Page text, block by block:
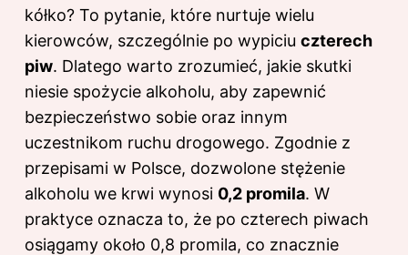
kółko? To pytanie, które nurtuje wielu
kierowców, szczególnie po wypiciu czterech
piw. Dlatego warto zrozumieć, jakie skutki
niesie spożycie alkoholu, aby zapewnić
bezpieczeństwo sobie oraz innym
uczestnikom ruchu drogowego. Zgodnie z
przepisami w Polsce, dozwolone stężenie
alkoholu we krwi wynosi 0,2 promila. W
praktyce oznacza to, że po czterech piwach
osiągamy około 0,8 promila, co znacznie